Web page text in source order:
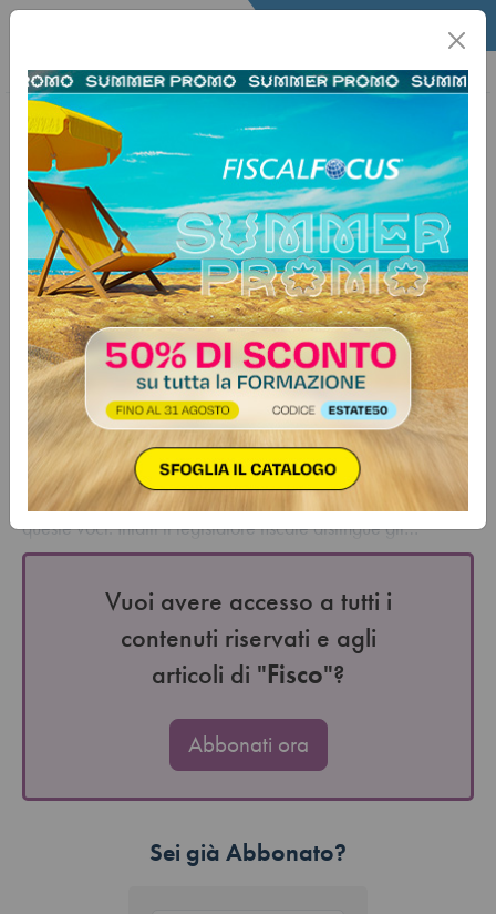
Home Fisco Info Fisco Informafisco
26 giugno 2024
Categorie: Bilancio e contabilità > Varie
Iscrizione degli immobili in bilancio
e riflessi sulla disciplina fiscale
Fisco & Contabilità n. 24 - 2024
Autore:
Marco Baldin
Una delle voci che rappresenta valori molto significativi
all’interno del bilancio delle imprese spesso è quella
relativa agli immobili. Spesso sorgono differenze in merito
all’iscrizione contabile ed al trattamento fiscale relativo a
queste voci. Infatti il legislatore fiscale distingue gli…
Vuoi avere accesso a tutti i
contenuti riservati e agli
articoli di "Fisco"?
Abbonati ora
Sei già Abbonato?